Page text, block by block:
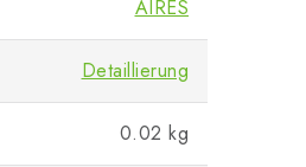
AIRES
Detaillierung
0.02 kg